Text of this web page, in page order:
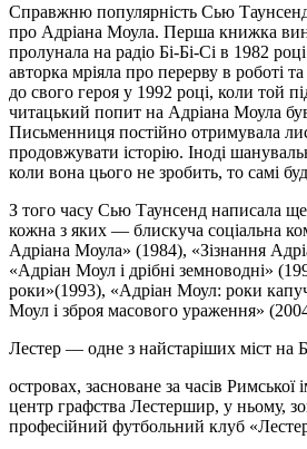
Справжню популярність Сью
про Адріана Моула. Перша книжка
пролунала на радіо Бі-Бі-Сі в 1982
авторка мріяла про перерву в роботі
до свого героя у 1992 році, коли той
читацький попит на Адріана Моула
Письменниця постійно отримувала
продовжувати історію. Іноді
коли вона цього не зробить, то самі
З того часу Сью Таунсенд написала
кожна з яких — блискуча соціальна
Адріана Моула» (1984), «Зізнання
«Адріан Моул і дрібні земноводні»
роки»(1993), «Адріан Моул: роки
Моул і зброя масового ураження»
Лестер — одне з найстаріших міст на
островах, засноване за часів Римської
центр графства Лестершир, у ньому,
професійний футбольний клуб «Лестер